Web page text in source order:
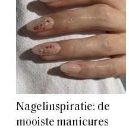
Nagelinspiratie: de
mooiste manicures